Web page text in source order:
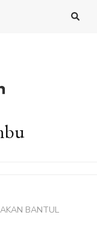
BANTUL